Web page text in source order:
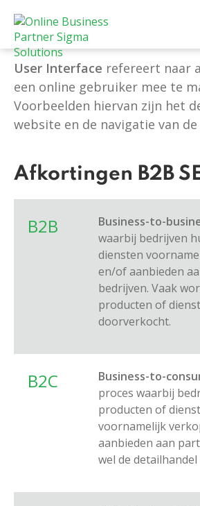
User Interface refereert naar
een online gebruiker mee te
Voorbeelden hiervan zijn het
website en de navigatie van
Afkortingen B2B
B2B Business-to-
waarbij bedrijven
diensten
en/of aanbieden
bedrijven. Vaak
producten of
doorverkocht.
B2C Business-to-
proces waarbij
producten of
voornamelijk
aanbieden aan
wel de